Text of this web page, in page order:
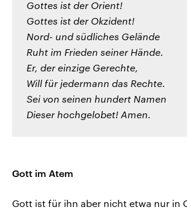
Gottes ist der Orient!
Gottes ist der Okzident!
Nord- und südliches Gelände
Ruht im Frieden seiner Hände.
Er, der einzige Gerechte,
Will für jedermann das Rechte.
Sei von seinen hundert Namen
Dieser hochgelobet! Amen.
Gott im Atem
Gott ist für ihn aber nicht etwa nur in